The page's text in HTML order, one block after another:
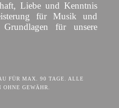
Liebe und Kenntnis
für Musik und
für unsere
FÜR MAX. 90 TAGE. ALLE
OHNE GEWÄHR.